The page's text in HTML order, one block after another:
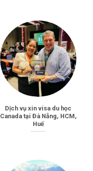
Dịch vụ xin visa du học
Canada tại Đà Nẵng, HCM,
Huế